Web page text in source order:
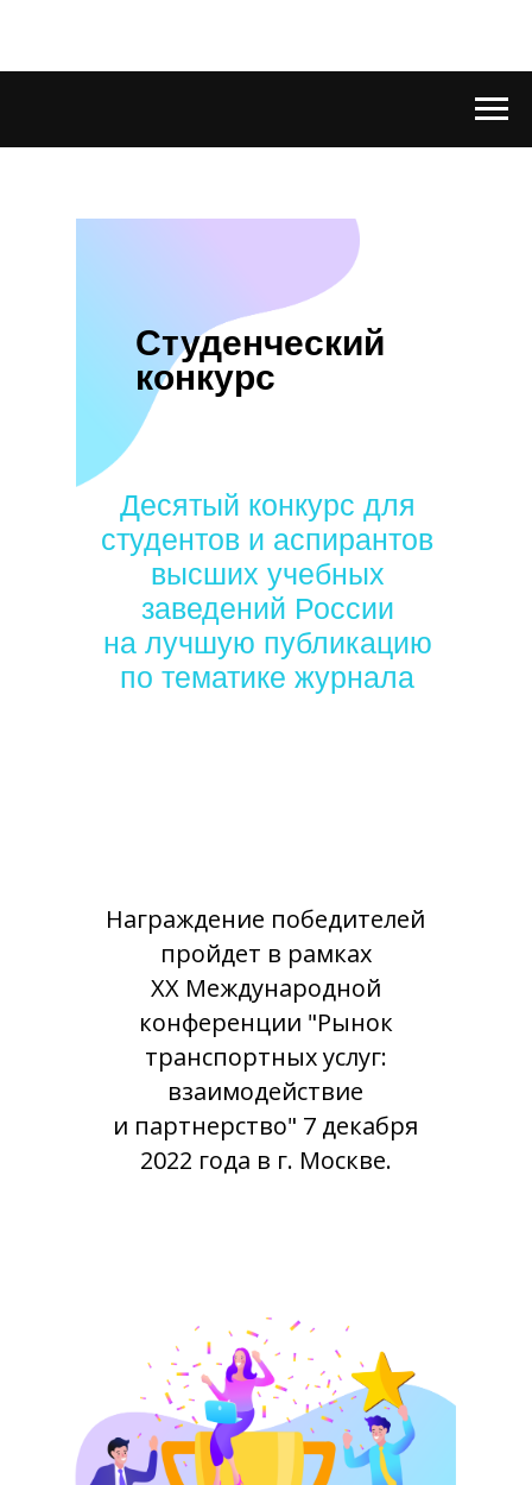
Студенческий
конкурс
Десятый конкурс для
студентов и аспирантов
высших учебных
заведений России
на лучшую публикацию
по тематике журнала
Награждение победителей
пройдет в рамках
XX Международной
конференции "Рынок
транспортных услуг:
взаимодействие
и партнерство" 7 декабря
2022 года в г. Москве.